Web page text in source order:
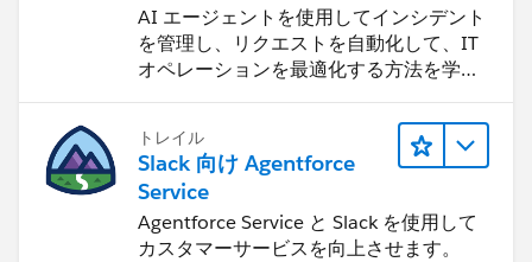
AI エージェントを使用してインシデント
を管理し、リクエストを自動化して、IT
オペレーションを最適化する方法を学習
トレイル
Slack 向け Agentforce
Service
Agentforce Service と Slack を使用して
カスタマーサービスを向上させます。